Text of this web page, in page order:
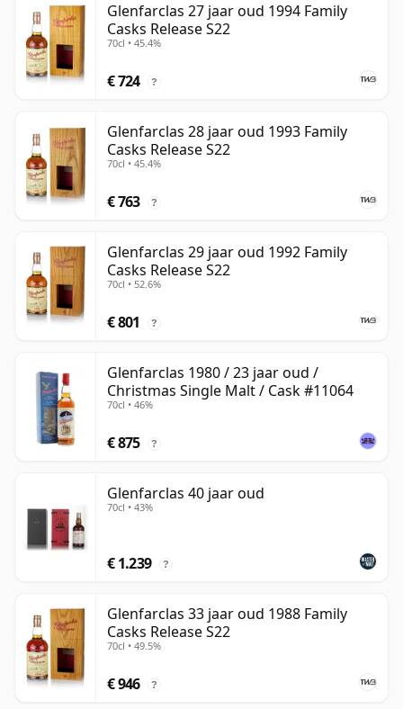
Glenfarclas 27 jaar oud 1994 Family
Casks Release S22
70cl • 45.4%
€ 724 ?
Glenfarclas 28 jaar oud 1993 Family
Casks Release S22
70cl • 45.4%
€ 763 ?
Glenfarclas 29 jaar oud 1992 Family
Casks Release S22
70cl • 52.6%
€ 801 ?
Glenfarclas 1980 / 23 jaar oud /
Christmas Single Malt / Cask #11064
70cl • 46%
€ 875 ?
Glenfarclas 40 jaar oud
70cl • 43%
€ 1.239 ?
Glenfarclas 33 jaar oud 1988 Family
Casks Release S22
70cl • 49.5%
€ 946 ?